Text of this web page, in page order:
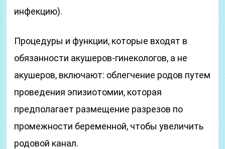
инфекцию).
Процедуры и функции, которые входят в
обязанности акушеров-гинекологов, а не
акушеров, включают: облегчение родов путем
проведения эпизиотомии, которая
предполагает размещение разрезов по
промежности беременной, чтобы увеличить
родовой канал.